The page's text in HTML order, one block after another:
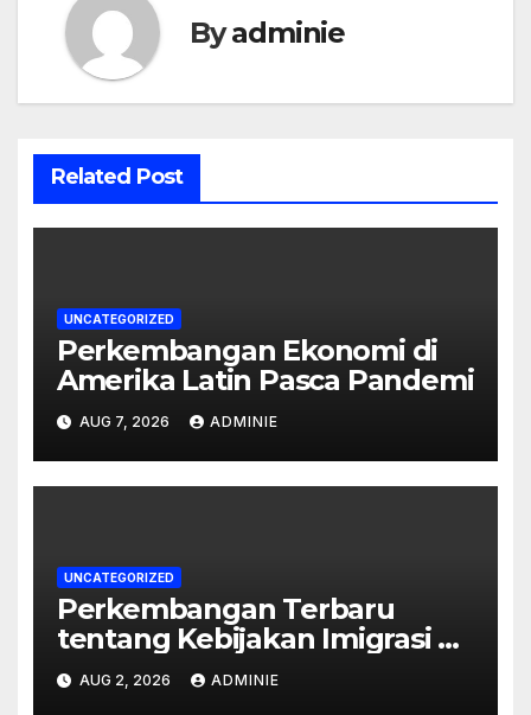
Byadminie
Related Post
UNCATEGORIZED
Perkembangan Ekonomi di
Amerika Latin Pasca Pandemi
AUG 7, 2026 ADMINIE
UNCATEGORIZED
Perkembangan Terbaru
tentang Kebijakan Imigrasi di
Australia
AUG 2, 2026 ADMINIE